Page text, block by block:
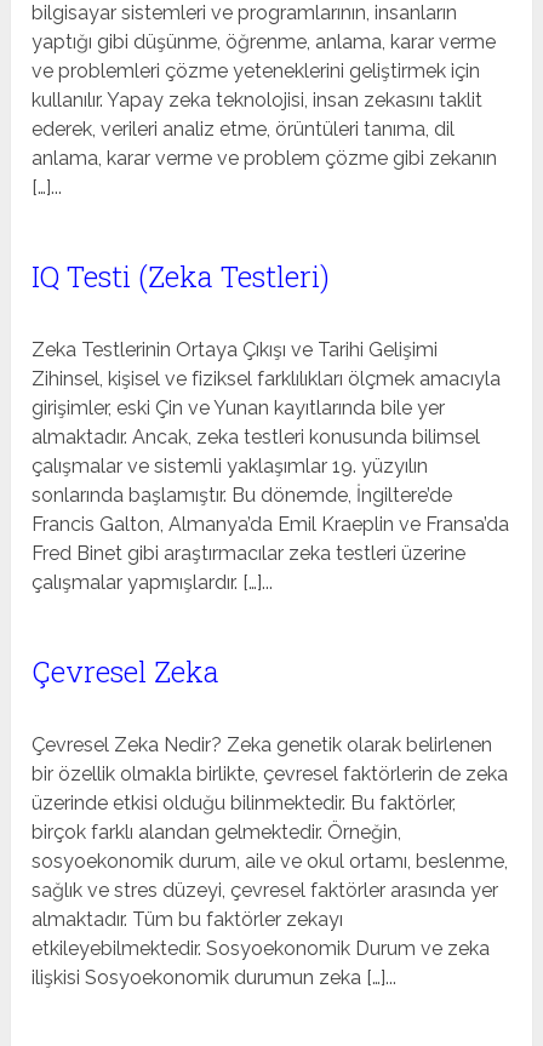
bilgisayar sistemleri ve programlarının, insanların
yaptığı gibi düşünme, öğrenme, anlama, karar verme
ve problemleri çözme yeteneklerini geliştirmek için
kullanılır. Yapay zeka teknolojisi, insan zekasını taklit
ederek, verileri analiz etme, örüntüleri tanıma, dil
anlama, karar verme ve problem çözme gibi zekanın
[…]...
IQ Testi (Zeka Testleri)
Zeka Testlerinin Ortaya Çıkışı ve Tarihi Gelişimi
Zihinsel, kişisel ve fiziksel farklılıkları ölçmek amacıyla
girişimler, eski Çin ve Yunan kayıtlarında bile yer
almaktadır. Ancak, zeka testleri konusunda bilimsel
çalışmalar ve sistemli yaklaşımlar 19. yüzyılın
sonlarında başlamıştır. Bu dönemde, İngiltere’de
Francis Galton, Almanya’da Emil Kraeplin ve Fransa’da
Fred Binet gibi araştırmacılar zeka testleri üzerine
çalışmalar yapmışlardır. […]...
Çevresel Zeka
Çevresel Zeka Nedir? Zeka genetik olarak belirlenen
bir özellik olmakla birlikte, çevresel faktörlerin de zeka
üzerinde etkisi olduğu bilinmektedir. Bu faktörler,
birçok farklı alandan gelmektedir. Örneğin,
sosyoekonomik durum, aile ve okul ortamı, beslenme,
sağlık ve stres düzeyi, çevresel faktörler arasında yer
almaktadır. Tüm bu faktörler zekayı
etkileyebilmektedir. Sosyoekonomik Durum ve zeka
ilişkisi Sosyoekonomik durumun zeka […]...